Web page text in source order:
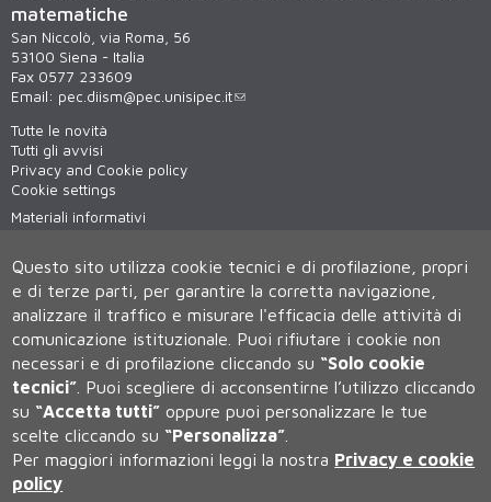
matematiche
San Niccolò, via Roma, 56
53100 Siena - Italia
Fax 0577 233609
Email: pec.diism@pec.unisipec.it
Tutte le novità
Tutti gli avvisi
Privacy and Cookie policy
Cookie settings
Materiali informativi
Università degli Studi di Siena
Rettorato, via Banchi di Sotto 55, 53100 Siena ITALIA
P.IVA 00273530527 | C.F. 80002070524 | Caselle Pec:Posta
Elettronica Certificata
Questo sito utilizza cookie tecnici e di profilazione, propri
e di terze parti, per garantire la corretta navigazione,
analizzare il traffico e misurare l'efficacia delle attività di
comunicazione istituzionale. Puoi rifiutare i cookie non
necessari e di profilazione cliccando su “Solo cookie
tecnici” Puoi scegliere di acconsentirne l’utilizzo cliccando
su “Accetta tutti” oppure puoi personalizzare le tue
scelte cliccando su “Personalizza”
Per maggiori informazioni leggi la nostra Privacy e cookie
policy